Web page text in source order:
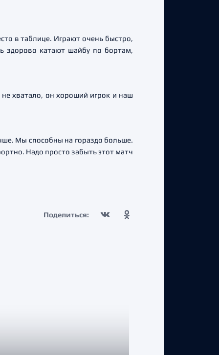
в таблице. Играют очень быстро,
здорово катают шайбу по бортам,
хватало, он хороший игрок и наш
Мы способны на гораздо больше.
Надо просто забыть этот матч
Поделиться: